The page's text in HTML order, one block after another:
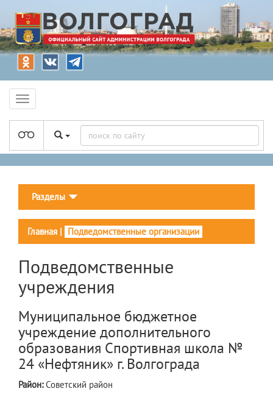
Разделы
Главная | Подведомственные организации
Подведомственные
учреждения
Муниципальное бюджетное
учреждение дополнительного
образования Спортивная школа №
24 «Нефтяник» г. Волгограда
Район:Советский район